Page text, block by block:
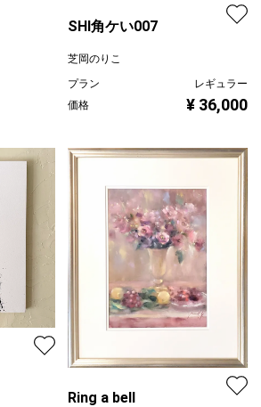
SHI角ケい007
芝岡のりこ
プラン
レギュラー
価格
¥ 36,000
Ring a bell